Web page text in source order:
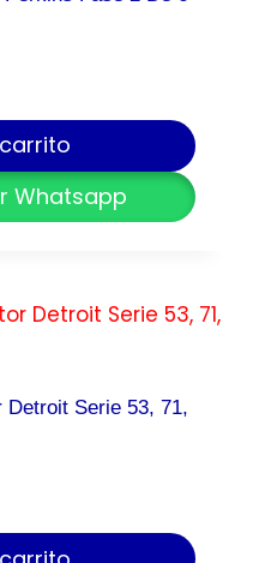
Whatsapp
Detroit Serie 53, 71,